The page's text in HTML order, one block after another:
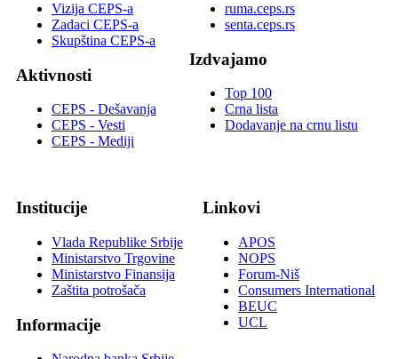
Vizija CEPS-a
Zadaci CEPS-a
Skupština CEPS-a
Aktivnosti
CEPS - Dešavanja
CEPS - Vesti
CEPS - Mediji
ruma.ceps.rs
senta.ceps.rs
Izdvajamo
Top 100
Crna lista
Dodavanje na crnu listu
Institucije
Vlada Republike Srbije
Ministarstvo Trgovine
Ministarstvo Finansija
Zaštita potrošača
Informacije
Linkovi
APOS
NOPS
Forum-Niš
Consumers International
BEUC
UCL